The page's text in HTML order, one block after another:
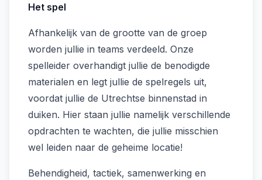
Het spel
Afhankelijk van de grootte van de groep
worden jullie in teams verdeeld. Onze
spelleider overhandigt jullie de benodigde
materialen en legt jullie de spelregels uit,
voordat jullie de Utrechtse binnenstad in
duiken. Hier staan jullie namelijk verschillende
opdrachten te wachten, die jullie misschien
wel leiden naar de geheime locatie!
Behendigheid, tactiek, samenwerking en